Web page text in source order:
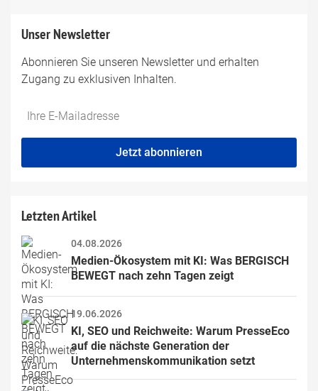
Unser Newsletter
Abonnieren Sie unseren Newsletter und erhalten
Zugang zu exklusiven Inhalten.
Do
fill
*Ihre
Mailadresse:
Jetzt abonnieren
Letzten Artikel
04.08.2026
Medien-Ökosystem mit KI: Was BERGISCH
BEWEGT nach zehn Tagen zeigt
19.06.2026
KI, SEO und Reichweite: Warum PresseEco
auf die nächste Generation der
Unternehmenskommunikation setzt